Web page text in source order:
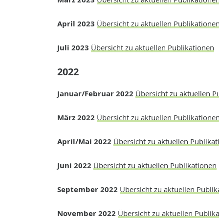
April 2023 Übersicht zu aktuellen Publikationen
Juli 2023 Übersicht zu aktuellen Publikationen
2022
Januar/Februar 2022 Übersicht zu aktuellen
März 2022 Übersicht zu aktuellen Publikationen
April/Mai 2022 Übersicht zu aktuellen
Juni 2022 Übersicht zu aktuellen Publikationen
September 2022 Übersicht zu aktuellen
November 2022 Übersicht zu aktuellen